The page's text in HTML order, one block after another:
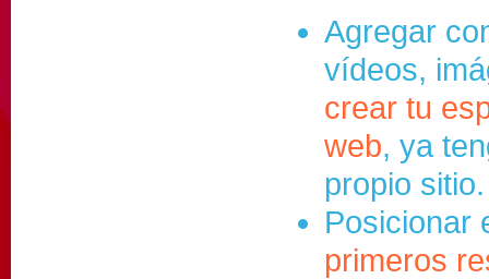
Agregar
vídeos,
crear tu
web, ya
propio sitio.
Posicionar
primeros